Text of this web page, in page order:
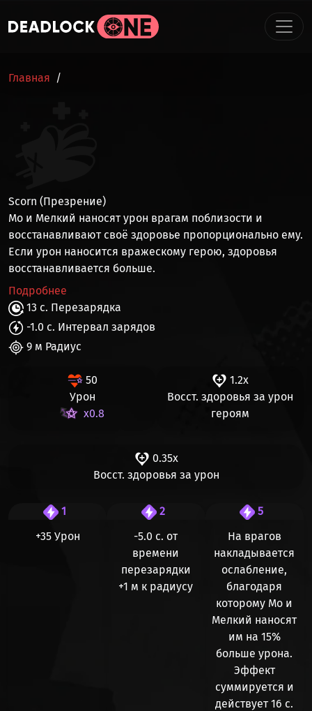
СТРОКА НАВИГАЦИИ
Главная
Scorn (Презрение)
Мо и Мелкий наносятурон врагам поблизости и
восстанавливают своё здоровье пропорционально ему.
Если урон наносится вражескому герою, здоровья
восстанавливается больше.
Подробнее
13 с. Перезарядка
-1.0 с. Интервал зарядов
9 м Радиус
50
Урон
x0.8
1.2x
Восст. здоровья за урон
героям
0.35x
Восст. здоровья за урон
1
+35 Урон
2
-5.0 с. от
времени
перезарядки
+1 м к радиусу
5
На врагов
накладывается
ослабление,
благодаря
которому Мо и
Мелкий наносят
им на 15%
больше урона.
Эффект
суммируется и
действует 16 с.